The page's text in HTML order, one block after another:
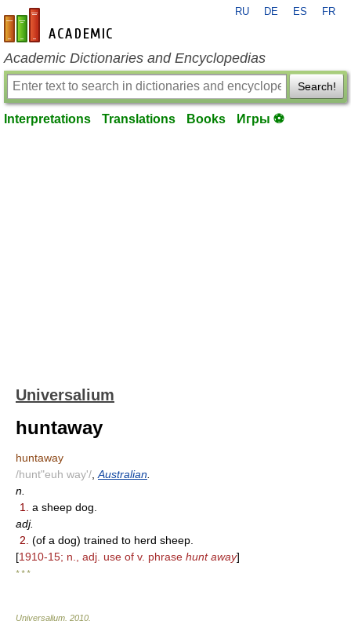
en-academic.com
RU DE ES FR
Academic Dictionaries and Encyclopedias
Search!
Interpretations Translations Books Игры ⚽
Universalium
huntaway
huntaway
/hunt"euh way'/ Australian
n.
1.
a sheep dog.
adj.
2. (of a dog) trained to herd sheep.
[1910-15; n., adj. use of v. phrase hunt away]
* * *
Universalium 2010